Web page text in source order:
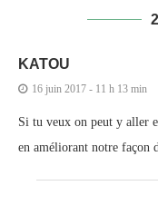
KATOU
16 juin 2017 - 11 h 13 min
Si tu veux on peut y aller
en améliorant notre façon